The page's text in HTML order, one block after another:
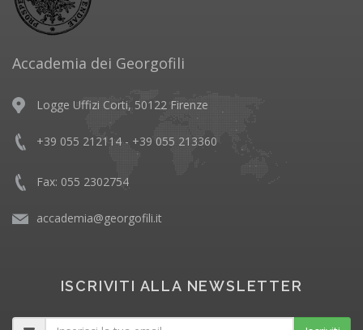
Accademia dei Georgofili
Logge Uffizi Corti, 50122 Firenze
+39 055 212114 - +39 055 213360
Fax: 055 2302754
accademia@georgofili.it
ISCRIVITI ALLA NEWSLETTER